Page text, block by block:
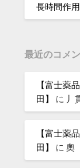
長時間作
最近のコメ
【富士薬
田】
に 丿
【富士薬
田】
に奧